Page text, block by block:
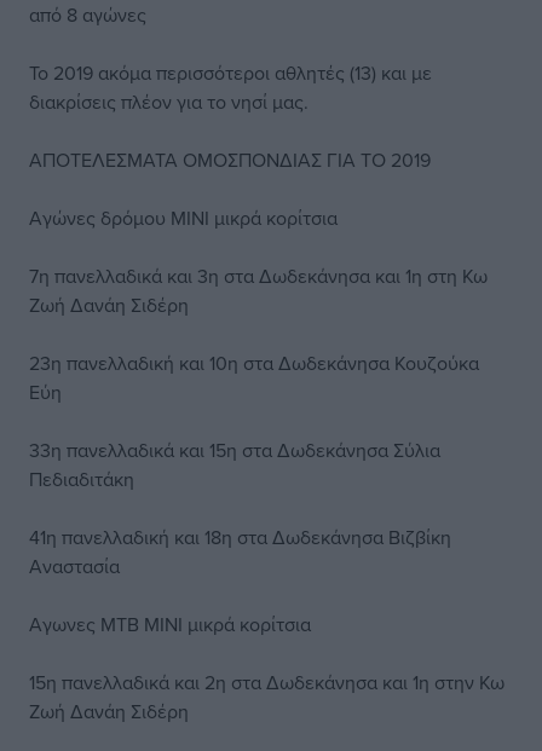
από 8 αγώνες
Το 2019 ακόμα περισσότεροι αθλητές (13) και με
διακρίσεις πλέον για το νησί μας.
ΑΠΟΤΕΛΕΣΜΑΤΑ ΟΜΟΣΠΟΝΔΙΑΣ ΓΙΑ ΤΟ 2019
Αγώνες δρόμου ΜΙΝΙ μικρά κορίτσια
7η πανελλαδικά και 3η στα Δωδεκάνησα και 1η στη Κω
Ζωή Δανάη Σιδέρη
23η πανελλαδική και 10η στα Δωδεκάνησα Κουζούκα
Εύη
33η πανελλαδικά και 15η στα Δωδεκάνησα Σύλια
Πεδιαδιτάκη
41η πανελλαδική και 18η στα Δωδεκάνησα Βιζβίκη
Αναστασία
Αγωνες ΜΤΒ ΜΙΝΙ μικρά κορίτσια
15η πανελλαδικά και 2η στα Δωδεκάνησα και 1η στην Κω
Ζωή Δανάη Σιδέρη